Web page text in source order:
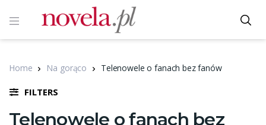
Home Na gorąco Telenowele o fanach bez fanów
FILTERS
Telenowele o fanach bez